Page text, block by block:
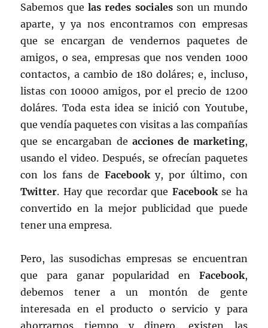
Sabemos quelas redes socialesson un mundo
aparte, y ya nos encontramos con empresas
que se encargan de vendernos paquetes de
amigos, o sea, empresas que nos venden 1000
contactos, a cambio de 180 doláres; e, incluso,
listas con 10000 amigos, por el precio de 1200
doláres. Toda esta idea se inició con Youtube,
que vendía paquetes con visitas a las compañías
que se encargaban de acciones de marketing,
usando el video. Después, se ofrecían paquetes
con los fans de Facebooky, por último, con
Twitter. Hay que recordar que Facebookse ha
convertido en la mejor publicidad que puede
tener una empresa.
Pero, las susodichas empresas se encuentran
que para ganar popularidad en Facebook,
debemos tener a un montón de gente
interesada en el producto o servicio y para
ahorrarnos tiempo y dinero, existen las